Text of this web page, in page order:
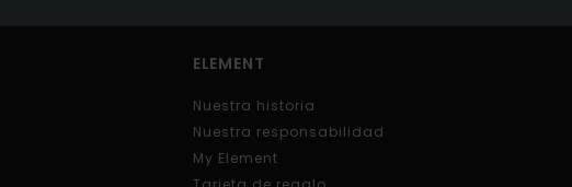
ELEMENT
Nuestra historia
Nuestra responsabilidad
My Element